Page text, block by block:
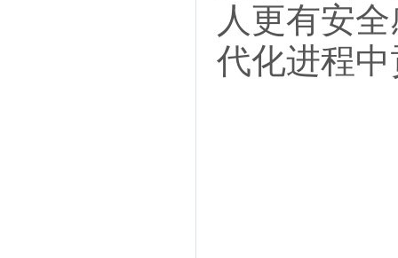
人更有安
代化进程